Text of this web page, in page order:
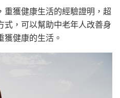
獲健康生活的經驗證明，超
，可以幫助中老年人改善身
健康的生活。